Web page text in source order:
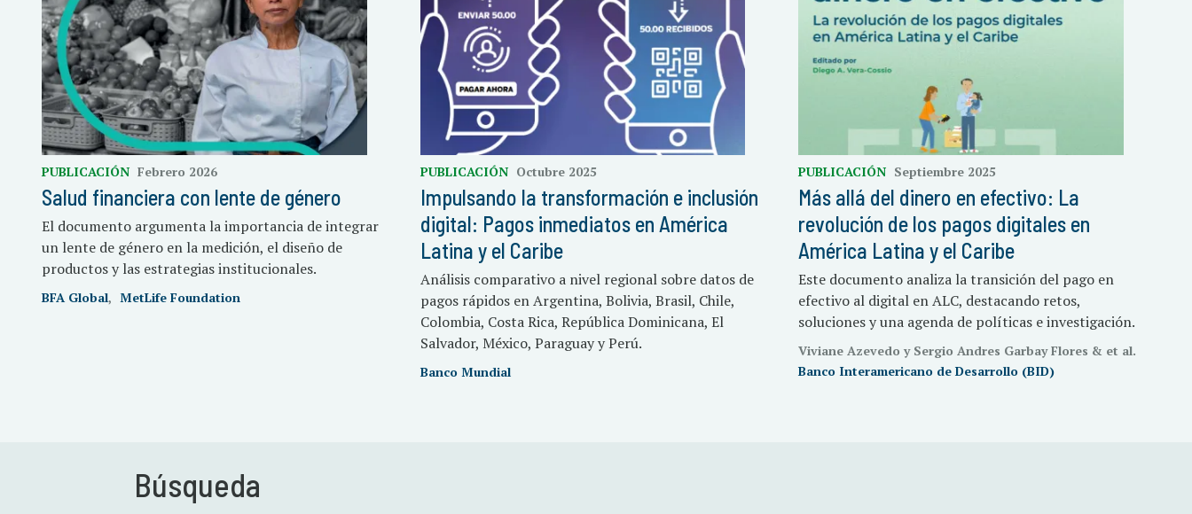
PUBLICACIÓN Febrero 2026
Salud financiera con lente de género
El documento argumenta la importancia de integrar
un lente de género en la medición, el diseño de
productos y las estrategias institucionales.
BFA Global MetLife Foundation
PUBLICACIÓN Octubre 2025
Impulsando la transformación e inclusión
digital: Pagos inmediatos en América
Latina y el Caribe
Análisis comparativo a nivel regional sobre datos de
pagos rápidos en Argentina, Bolivia, Brasil, Chile,
Colombia, Costa Rica, República Dominicana, El
Salvador, México, Paraguay y Perú.
Banco Mundial
PUBLICACIÓN Septiembre 2025
Más allá del dinero en efectivo: La
revolución de los pagos digitales en
América Latina y el Caribe
Este documento analiza la transición del pago en
efectivo al digital en ALC, destacando retos,
soluciones y una agenda de políticas e investigación.
Viviane Azevedo y Sergio Andres Garbay Flores & et al.
Banco Interamericano de Desarrollo (BID)
Búsqueda